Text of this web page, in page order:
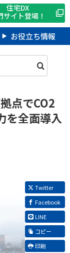
住宅DX
サイト登場！
お役立ち情報
点でCO2
を全面導入
Twitter
Facebook
LINE
コピー
印刷